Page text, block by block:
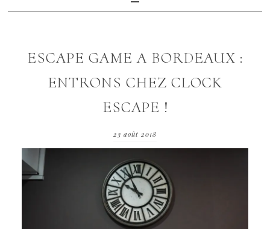
ESCAPE GAME A BORDEAUX :
ENTRONS CHEZ CLOCK
ESCAPE !
23 août 2018